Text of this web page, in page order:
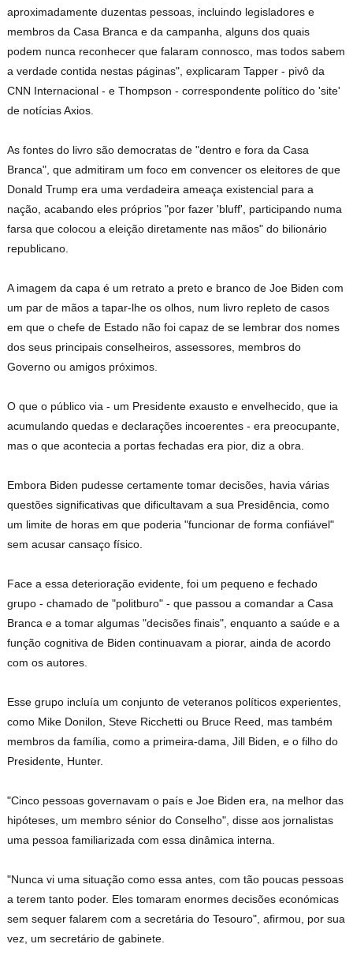
aproximadamente duzentas pessoas, incluindo legisladores e
membros da Casa Branca e da campanha, alguns dos quais
podem nunca reconhecer que falaram connosco, mas todos sabem
a verdade contida nestas páginas", explicaram Tapper - pivô da
CNN Internacional - e Thompson - correspondente político do 'site'
de notícias Axios.
As fontes do livro são democratas de "dentro e fora da Casa
Branca", que admitiram um foco em convencer os eleitores de que
Donald Trump era uma verdadeira ameaça existencial para a
nação, acabando eles próprios "por fazer 'bluff', participando numa
farsa que colocou a eleição diretamente nas mãos" do bilionário
republicano.
A imagem da capa é um retrato a preto e branco de Joe Biden com
um par de mãos a tapar-lhe os olhos, num livro repleto de casos
em que o chefe de Estado não foi capaz de se lembrar dos nomes
dos seus principais conselheiros, assessores, membros do
Governo ou amigos próximos.
O que o público via - um Presidente exausto e envelhecido, que ia
acumulando quedas e declarações incoerentes - era preocupante,
mas o que acontecia a portas fechadas era pior, diz a obra.
Embora Biden pudesse certamente tomar decisões, havia várias
questões significativas que dificultavam a sua Presidência, como
um limite de horas em que poderia "funcionar de forma confiável"
sem acusar cansaço físico.
Face a essa deterioração evidente, foi um pequeno e fechado
grupo - chamado de "politburo" - que passou a comandar a Casa
Branca e a tomar algumas "decisões finais", enquanto a saúde e a
função cognitiva de Biden continuavam a piorar, ainda de acordo
com os autores.
Esse grupo incluía um conjunto de veteranos políticos experientes,
como Mike Donilon, Steve Ricchetti ou Bruce Reed, mas também
membros da família, como a primeira-dama, Jill Biden, e o filho do
Presidente, Hunter.
"Cinco pessoas governavam o país e Joe Biden era, na melhor das
hipóteses, um membro sénior do Conselho", disse aos jornalistas
uma pessoa familiarizada com essa dinâmica interna.
"Nunca vi uma situação como essa antes, com tão poucas pessoas
a terem tanto poder. Eles tomaram enormes decisões económicas
sem sequer falarem com a secretária do Tesouro", afirmou, por sua
vez, um secretário de gabinete.